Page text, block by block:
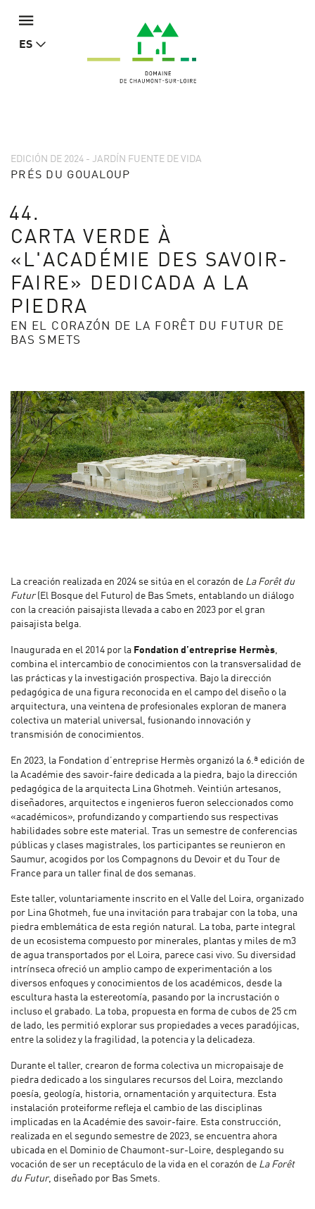
ES
EDICIÓN DE 2024 - JARDÍN FUENTE DE VIDA
PRÉS DU GOUALOUP
44.
CARTA VERDE À
«L'ACADÉMIE DES SAVOIR-
FAIRE» DEDICADA A LA
PIEDRA
EN EL CORAZÓN DE LA FORÊT DU FUTUR DE
BAS SMETS
La creación realizada en 2024 se sitúa en el corazón de La Forêt du
Futur(El Bosque del Futuro) de Bas Smets, entablando un diálogo
con la creación paisajista llevada a cabo en 2023 por el gran
paisajista belga.
Inaugurada en el 2014 por la Fondation d’entreprise Hermès,
combina el intercambio de conocimientos con la transversalidad de
las prácticas y la investigación prospectiva. Bajo la dirección
pedagógica de una figura reconocida en el campo del diseño o la
arquitectura, una veintena de profesionales exploran de manera
colectiva un material universal, fusionando innovación y
transmisión de conocimientos.
En 2023, la Fondation d’entreprise Hermès organizó la 6.ª edición de
la Académie des savoir-faire dedicada a la piedra, bajo la dirección
pedagógica de la arquitecta Lina Ghotmeh. Veintiún artesanos,
diseñadores, arquitectos e ingenieros fueron seleccionados como
«académicos», profundizando y compartiendo sus respectivas
habilidades sobre este material. Tras un semestre de conferencias
públicas y clases magistrales, los participantes se reunieron en
Saumur, acogidos por los Compagnons du Devoir et du Tour de
France para un taller final de dos semanas.
Este taller, voluntariamente inscrito en el Valle del Loira, organizado
por Lina Ghotmeh, fue una invitación para trabajar con la toba, una
piedra emblemática de esta región natural. La toba, parte integral
de un ecosistema compuesto por minerales, plantas y miles de m3
de agua transportados por el Loira, parece casi vivo. Su diversidad
intrínseca ofreció un amplio campo de experimentación a los
diversos enfoques y conocimientos de los académicos, desde la
escultura hasta la estereotomía, pasando por la incrustación o
incluso el grabado. La toba, propuesta en forma de cubos de 25 cm
de lado, les permitió explorar sus propiedades a veces paradójicas,
entre la solidez y la fragilidad, la potencia y la delicadeza.
Durante el taller, crearon de forma colectiva un micropaisaje de
piedra dedicado a los singulares recursos del Loira, mezclando
poesía, geología, historia, ornamentación y arquitectura. Esta
instalación proteiforme refleja el cambio de las disciplinas
implicadas en la Académie des savoir-faire. Esta construcción,
realizada en el segundo semestre de 2023, se encuentra ahora
ubicada en el Dominio de Chaumont-sur-Loire, desplegando su
vocación de ser un receptáculo de la vida en el corazón de La Forêt
du Futur, diseñado por Bas Smets.